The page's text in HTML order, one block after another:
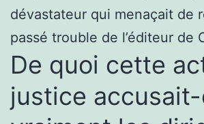
dévastateur qui menaçait de
passé trouble de l’éditeur de
De quoi cette
justice